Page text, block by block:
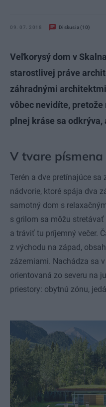
09. 07. 2018 Diskusia (10)
Veľkorysý dom v
starostlivej práve
záhradnými
vôbec nevidíte,
plnej kráse sa
V tvare písmena
Terén a dve pretínajúce
nádvorie, ktoré spája dva
samotný dom s
s grilom sa môžu
a tráviť tu príjemný večer.
z východu na západ,
zázemiami. Nachádza sa
orientovaná zo severu na
priestory: obytnú zónu,